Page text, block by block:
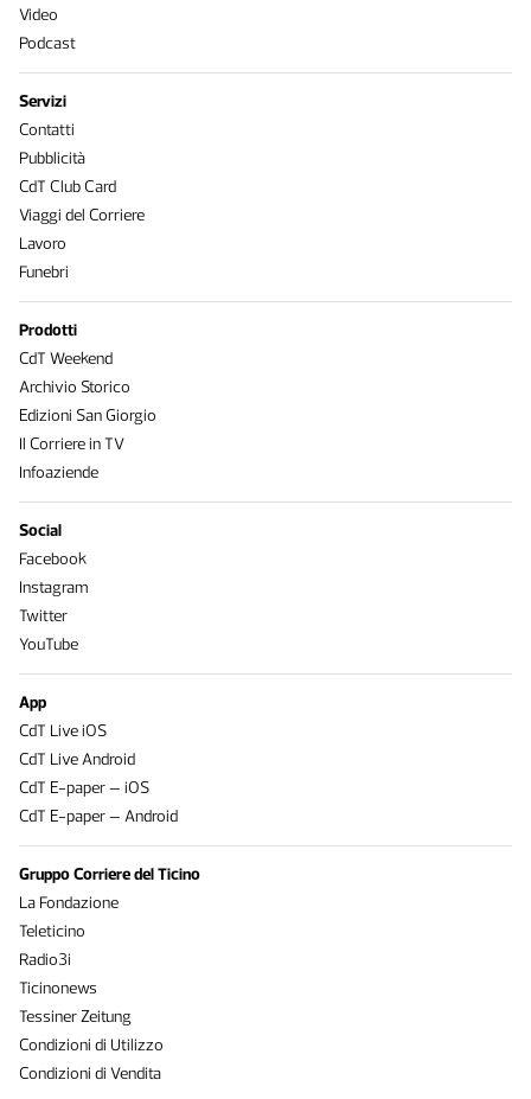
Video
Podcast
Servizi
Contatti
Pubblicità
CdT Club Card
Viaggi del Corriere
Lavoro
Funebri
Prodotti
CdT Weekend
Archivio Storico
Edizioni San Giorgio
Il Corriere in TV
Infoaziende
Social
Facebook
Instagram
Twitter
YouTube
App
CdT Live iOS
CdT Live Android
CdT E-paper – iOS
CdT E-paper – Android
Gruppo Corriere del Ticino
La Fondazione
Teleticino
Radio3i
Ticinonews
Tessiner Zeitung
Condizioni di Utilizzo
Condizioni di Vendita